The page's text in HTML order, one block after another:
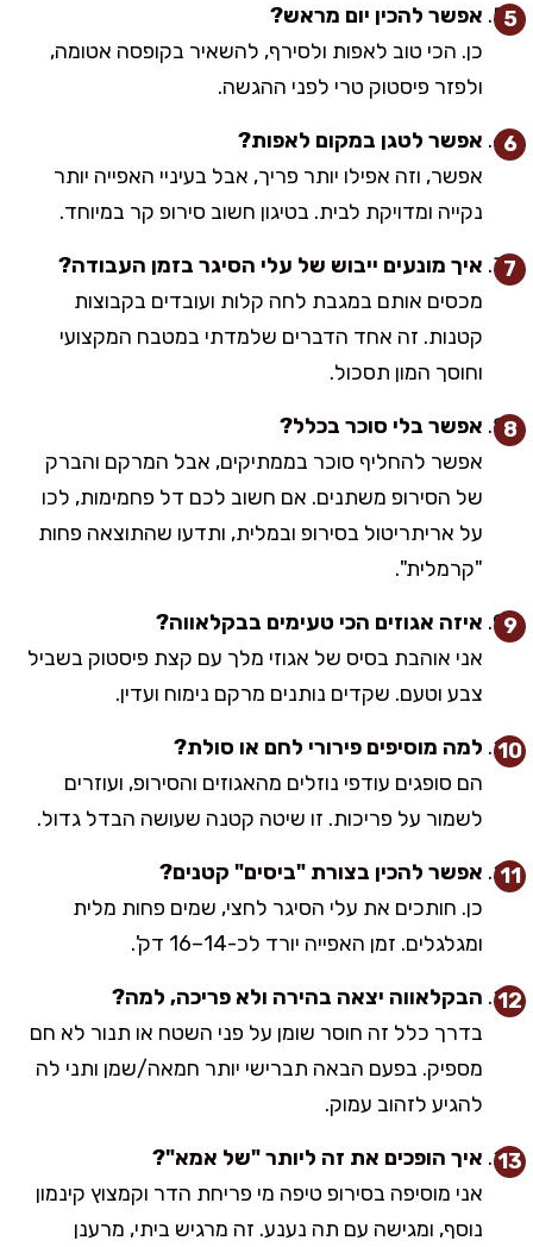
אפשר להכין יום מראש?
כן. הכי טוב לאפות ולסירף, להשאיר בקופסה אטומה,
ולפזר פיסטוק טרי לפני ההגשה.
אפשר לטגן במקום לאפות?
אפשר, וזה אפילו יותר פריך, אבל בעיניי האפייה יותר
נקייה ומדויקת לבית. בטיגון חשוב סירופ קר במיוחד.
איך מונעים ייבוש של עלי הסיגר בזמן העבודה?
מכסים אותם במגבת לחה קלות ועובדים בקבוצות
קטנות. זה אחד הדברים שלמדתי במטבח המקצועי
וחוסך המון תסכול.
אפשר בלי סוכר בכלל?
אפשר להחליף סוכר בממתיקים, אבל המרקם והברק
של הסירופ משתנים. אם חשוב לכם דל פחמימות, לכו
על אריתריטול בסירופ ובמלית, ותדעו שהתוצאה פחות
"קרמלית".
איזה אגוזים הכי טעימים בבקלאווה?
אני אוהבת בסיס של אגוזי מלך עם קצת פיסטוק בשביל
צבע וטעם. שקדים נותנים מרקם נימוח ועדין.
למה מוסיפים פירורי לחם או סולת?
הם סופגים עודפי נוזלים מהאגוזים והסירופ, ועוזרים
לשמור על פריכות. זו שיטה קטנה שעושה הבדל גדול.
אפשר להכין בצורת "ביסים" קטנים?
כן. חותכים את עלי הסיגר לחצי, שמים פחות מלית
ומגלגלים. זמן האפייה יורד לכ-14–16 דק'.
הבקלאווה יצאה בהירה ולא פריכה, למה?
בדרך כלל זה חוסר שומן על פני השטח או תנור לא חם
מספיק. בפעם הבאה תברישי יותר חמאה/שמן ותני לה
להגיע לזהוב עמוק.
איך הופכים את זה ליותר "של אמא"?
אני מוסיפה בסירופ טיפה מי פריחת הדר וקמצוץ קינמון
נוסף, ומגישה עם תה נענע. זה מרגיש ביתי, מרענן